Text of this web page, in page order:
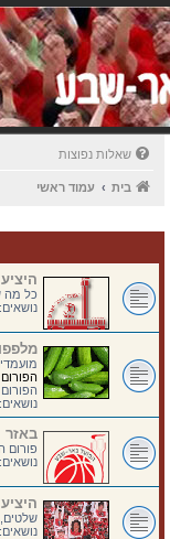
שאלות נפוצות
בית עמוד ראשי
כל מה
נושאים:
נושאים:
באזר
פורום
נושאים:
שלטים,
נושאים: